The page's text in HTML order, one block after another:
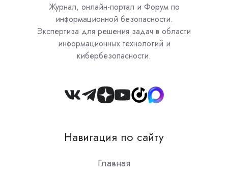
Журнал, онлайн-портал и Форум по
информационной безопасности.
Экспертиза для решения задач в области
информационных технологий и
кибербезопасности.
Join
Slack
Навигация по сайту
Главная